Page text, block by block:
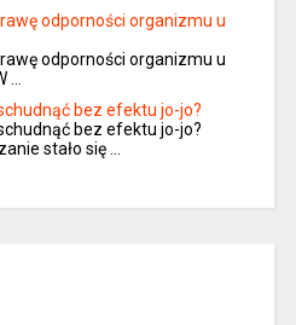
odporności organizmu u
odporności organizmu u
…
bez efektu jo-jo?
bez efektu jo-jo?
stało się …